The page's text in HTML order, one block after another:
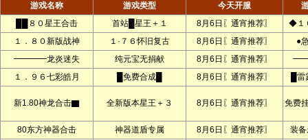
游戏名称 游戏类型 今天开服
██８０星王合击
首站█星王＋１ 8月6日〖通宵推荐〗
◆１
１．８０新版战神
１·７６怀旧复古 8月6日〖通宵推荐〗
●
━━━━龙炎迷失
纯元宝无捐献 8月6日〖通宵推荐〗
━━
１．９６七彩皓月
█免费合成█ 8月6日〖通宵推荐〗 █
新1.80神龙合击▇ 全新版本星王＋３ 8月6日〖通宵推荐〗 免费
80东方神器合击 神器道盾专属 8月6日〖通宵推荐〗
装